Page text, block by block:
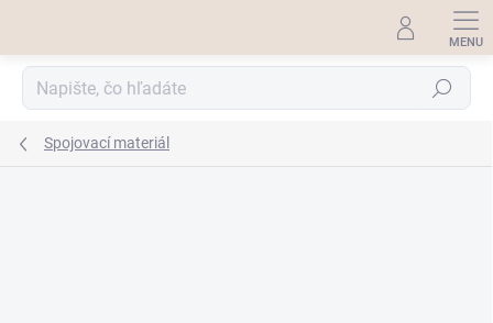
Hľadať
Spojovací materiál